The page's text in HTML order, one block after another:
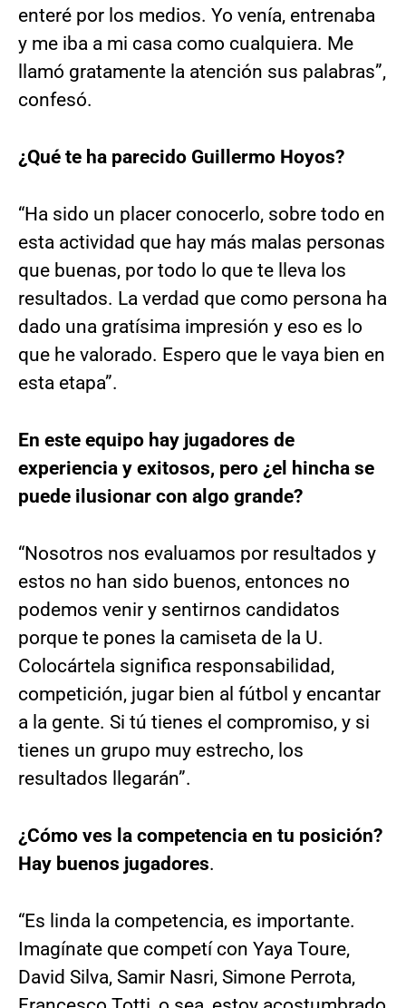
enteré por los medios. Yo venía, entrenaba
y me iba a mi casa como cualquiera. Me
llamó gratamente la atención sus palabras”,
confesó.
¿Qué te ha parecido Guillermo Hoyos?
“Ha sido un placer conocerlo, sobre todo en
esta actividad que hay más malas personas
que buenas, por todo lo que te lleva los
resultados. La verdad que como persona ha
dado una gratísima impresión y eso es lo
que he valorado. Espero que le vaya bien en
esta etapa”.
En este equipo hay jugadores de
experiencia y exitosos, pero ¿el hincha se
puede ilusionar con algo grande?
“Nosotros nos evaluamos por resultados y
estos no han sido buenos, entonces no
podemos venir y sentirnos candidatos
porque te pones la camiseta de la U.
Colocártela significa responsabilidad,
competición, jugar bien al fútbol y encantar
a la gente. Si tú tienes el compromiso, y si
tienes un grupo muy estrecho, los
resultados llegarán”.
¿Cómo ves la competencia en tu posición?
Hay buenos jugadores.
“Es linda la competencia, es importante.
Imagínate que competí con Yaya Toure,
David Silva, Samir Nasri, Simone Perrota,